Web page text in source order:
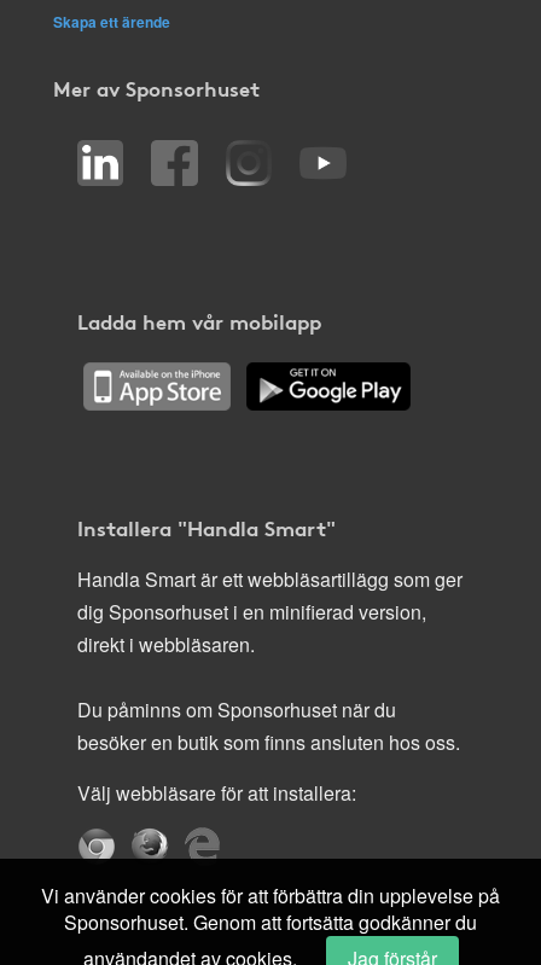
Skapa ett ärende
Mer av Sponsorhuset
Ladda hem vår mobilapp
Installera "Handla Smart"
Handla Smart är ett webbläsartillägg som ger
dig Sponsorhuset i en minifierad version,
direkt i webbläsaren.
Du påminns om Sponsorhuset när du
besöker en butik som finns ansluten hos oss.
Välj webbläsare för att installera:
Vi använder cookies för att förbättra din upplevelse på
Sponsorhuset. Genom att fortsätta godkänner du
användandet av cookies.
Jag förstår